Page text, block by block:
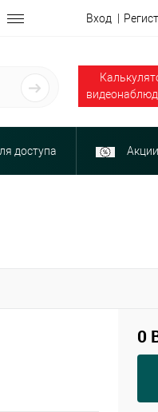
Вход
доступа Акции
0